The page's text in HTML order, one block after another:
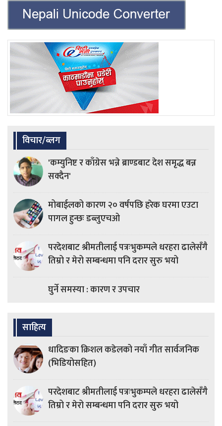
विचार/ब्लग
'कम्युनिष्ट र काँग्रेस भन्ने ब्राण्डबाट देश समृद्ध बन्न
सक्दैन'
मोबाईलको कारण २० वर्षपछि हरेक घरमा एउटा
पागल हुन्छः डब्लुएचओ
परदेशबाट श्रीमतीलाई पत्रःभुकम्पले धरहरा ढालेसँगै
तिम्रो र मेरो सम्बन्धमा पनि दरार सुरु भयो
घुर्ने समस्या : कारण र उपचार
साहित्य
धादिङका क्रिशल कडेलको नयाँ गीत सार्वजनिक
(भिडियोसहित)
परदेशबाट श्रीमतीलाई पत्रःभुकम्पले धरहरा ढालेसँगै
तिम्रो र मेरो सम्बन्धमा पनि दरार सुरु भयो